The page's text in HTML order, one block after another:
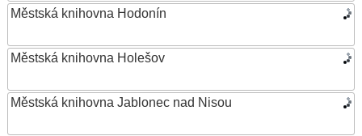
Městská knihovna Hodonín
Městská knihovna Holešov
Městská knihovna Jablonec nad Nisou